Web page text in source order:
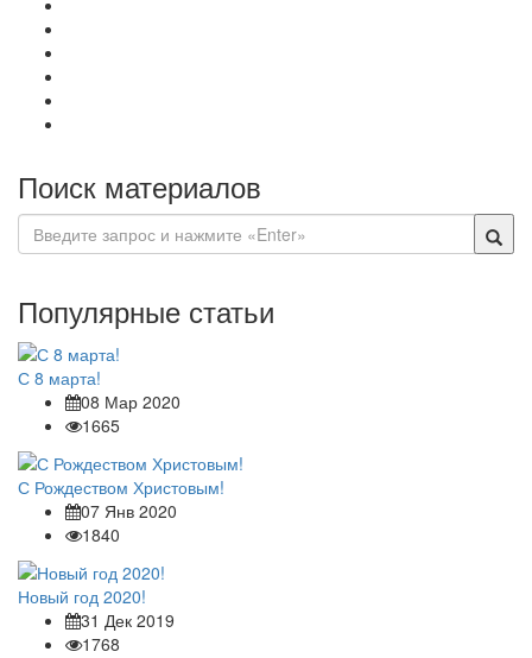
Поиск материалов
Популярные статьи
С 8 марта!
08 Мар 2020
1665
С Рождеством Христовым!
07 Янв 2020
1840
Новый год 2020!
31 Дек 2019
1768